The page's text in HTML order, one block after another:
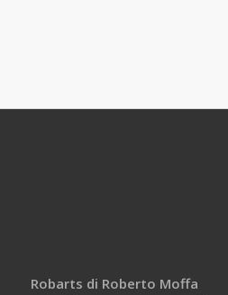
Robarts di Roberto Moffa